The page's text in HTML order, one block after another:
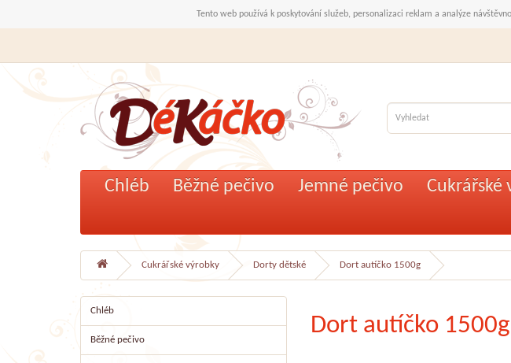
Tento web používá k poskytování služeb, personalizaci reklam a analýze
Chléb Běžné pečivo Jemné pečivo Cukrářské
Cukrářské výrobky Dorty dětské Dort autíčko 1500g
Chléb
Běžné pečivo
Dort autíčko 1500g